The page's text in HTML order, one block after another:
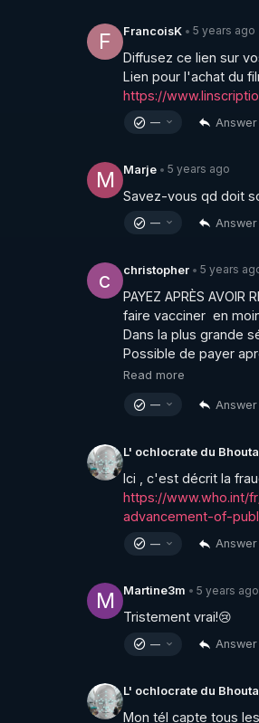
F FrancoisK • 5 years ago
Diffusez ce lien sur
https://
— Answer
M Marje • 5 years ago
Savez-vous qd doit
— Answer
c christopher • 5 years
PAYEZ APRÈS
faire vacciner  en
Dans la plus grande
Possible de payer
Read more
— Answer
L' ochlocrate du
https://www.who.int/
advancement-of-
— Answer
M Martine3m • 5 years ago
Tristement vrai!😢
— Answer
L' ochlocrate du
Mon tél capte tous